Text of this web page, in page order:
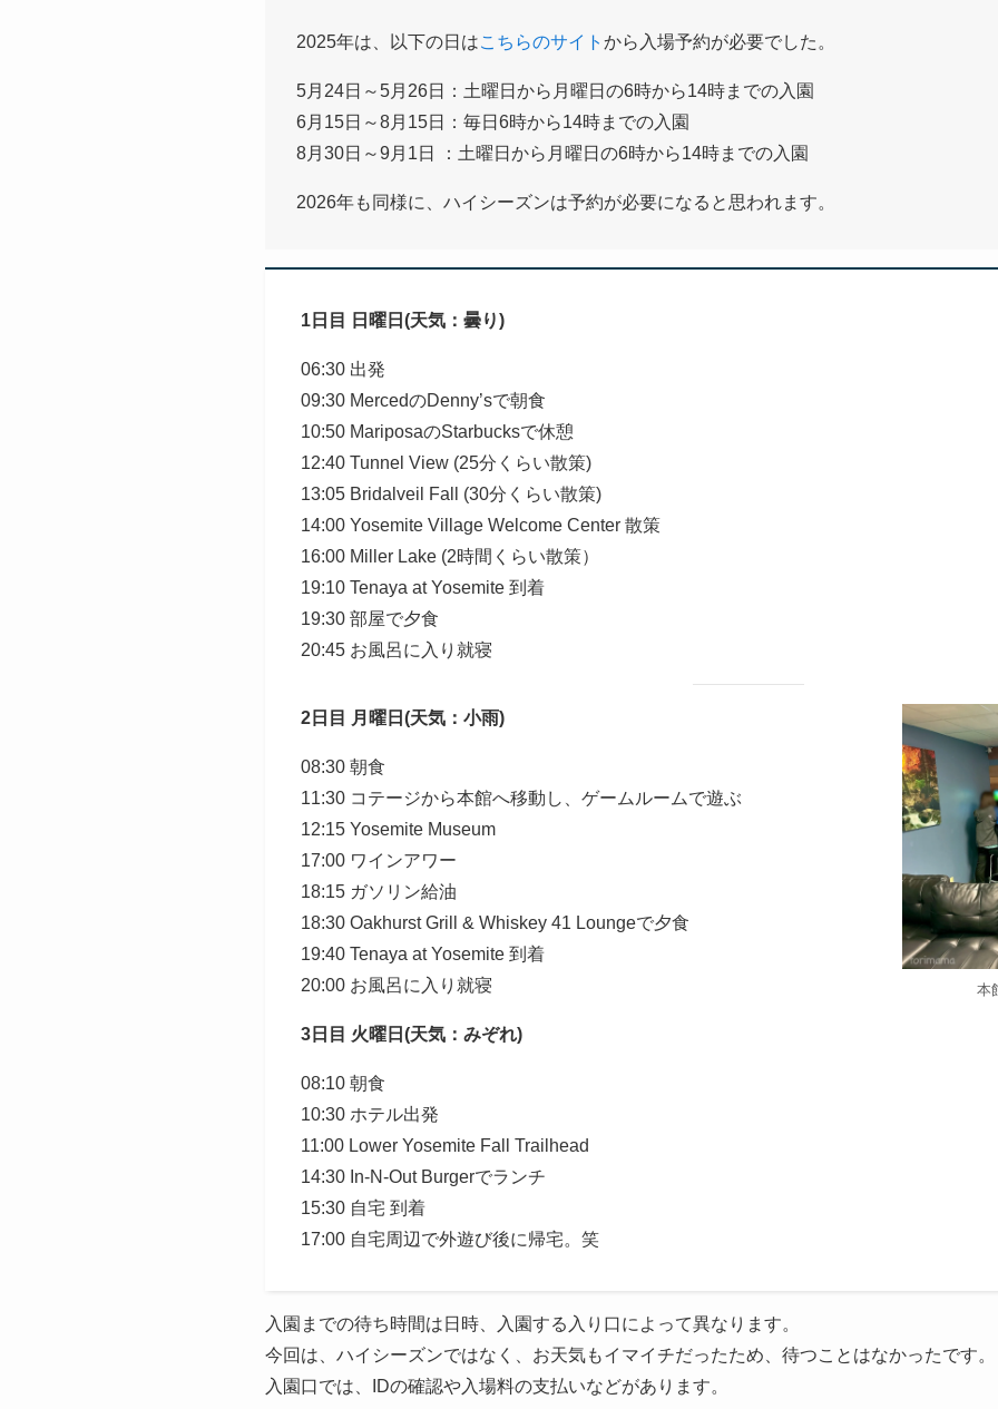
2025年は、以下の日はこちらのサイト から入場予約が必要でした。
5月24日～5月26日：土曜日から月曜日の6時から14時までの入園
6月15日～8月15日：毎日6時から14時までの入園
8月30日～9月1日 ：土曜日から月曜日の6時から14時までの入園
2026年も同様に、ハイシーズンは予約が必要になると思われます。
1日目 日曜日(天気：曇り)
06:30 出発
09:30 MercedのDenny’sで朝食
10:50 MariposaのStarbucksで休憩
12:40 Tunnel View (25分くらい散策)
13:05 Bridalveil Fall (30分くらい散策)
14:00 Yosemite Village Welcome Center 散策
16:00 Miller Lake (2時間くらい散策）
19:10 Tenaya at Yosemite 到着
19:30 部屋で夕食
20:45 お風呂に入り就寝
2日目 月曜日(天気：小雨)
08:30 朝食
11:30 コテージから本館へ移動し、ゲームルームで遊ぶ
12:15 Yosemite Museum
17:00 ワインアワー
18:15 ガソリン給油
18:30 Oakhurst Grill & Whiskey 41 Loungeで夕食
19:40 Tenaya at Yosemite 到着
20:00 お風呂に入り就寝
本
3日目 火曜日(天気：みぞれ)
08:10 朝食
10:30 ホテル出発
11:00 Lower Yosemite Fall Trailhead
14:30 In-N-Out Burgerでランチ
15:30 自宅 到着
17:00 自宅周辺で外遊び後に帰宅。笑
入園までの待ち時間は日時、入園する入り口によって異なります。
今回は、ハイシーズンではなく、お天気もイマイチだったため、待つことはなかったです。
入園口では、IDの確認や入場料の支払いなどがあります。